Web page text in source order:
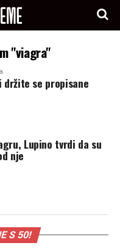
"viagra"
se propisane
Lupino tvrdi da su
nje
S 50!